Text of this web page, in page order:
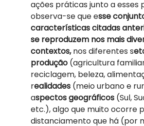
ações práticas junto a esses
observa-se que esse
características citadas
se reproduzem nos mais
contextos, nos diferentes s
produção (agricultura
reciclagem, beleza,
realidades (meio urbano e
aspectos geográficos (Sul,
etc.), algo que muito ocorre
distanciamento que há (por